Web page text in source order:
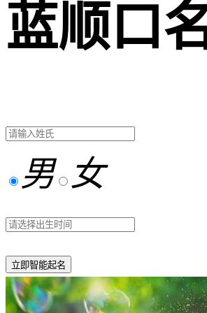
蓝顺口
男 女
立即智能起名